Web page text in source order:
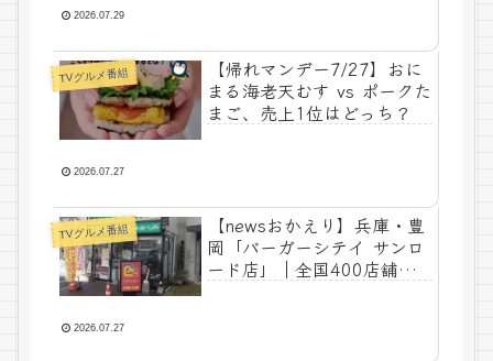
2026.07.29
TVグルメ番組
【帰れマンデー7/27】おに
まる海老天むす vs ポークた
まご、売上1位はどっち？
2026.07.27
TVグルメ番組
【newsおかえり】兵庫・豊
岡「バーガーシテイ サンロ
ード店」｜全国400店舗か
2026.07.27